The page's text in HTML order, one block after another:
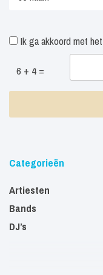
Ik ga akkoord met het
6 + 4 =
Categorieën
Artiesten
Bands
DJ’s